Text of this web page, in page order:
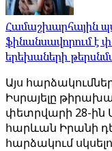
Համաշխարհային
ֆինանսավորում է
երեխաների
Այս
Իսրայելը
փետրվարի 28-ին
հարևան Իրանի
հարձակում